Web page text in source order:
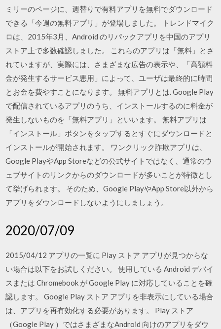
ミリーのページに、週替りで有料アプリを無料でダウンロード
できる「今週の無料アプリ」が登場しました。 トレンドマイク
ロは、2015年3月、Android のリパックアプリを中国のアプリ
ストア上で多数確認しました。 これらのアプリは「無料」とさ
れていますが、実際には、さまざまな広告の表示や、「高額料
金が発生するサービス悪用」によって、ユーザは最終的に時間
とお金を費やすことになります。 無料アプリとは. Google Play
で配信されているアプリのうち、インストールするのに料金が
発生しないものを「無料アプリ」といいます。 無料アプリは
「インストール」ボタンをタップするとすぐにダウンロードと
インストールが開始されます。 ワンクリック詐欺アプリは、
Google PlayやApp Storeなどの公式サイトではなく、通常のウ
ェブサイトのリンクからのダウンロードが多いことが特徴とし
て挙げられます。 そのため、Google PlayやApp Store以外から
アプリをダウンロードしないようにしましょう。
2020/07/09
2015/04/12 アプリの一覧に Play ストア アプリが見つからな
い場合は以下をお試しください。 使用している Android デバイ
スまたは Chromebook が Google Play に対応していることを確
認します。 Google Play ストア アプリを非表示にしている場合
は、アプリを再有効化する必要があります。 Play ストア
（Google Play ）ではさまざまなAndroid 向けのアプリをダウ